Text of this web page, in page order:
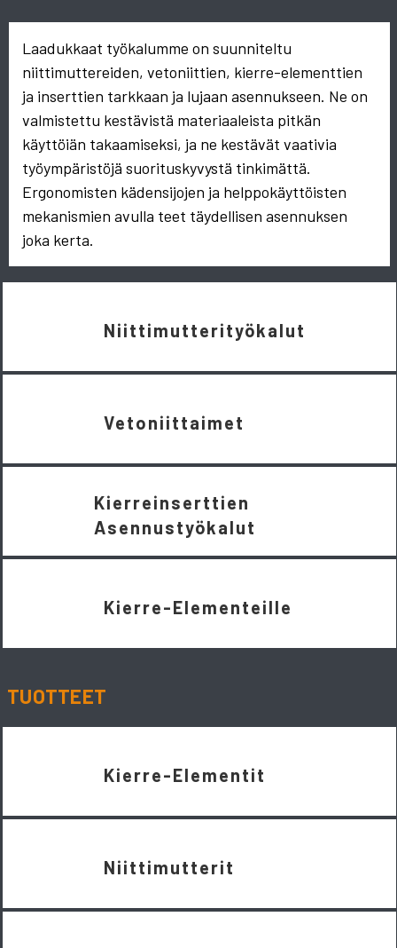
Laadukkaat työkalumme on suunniteltu
niittimuttereiden, vetoniittien, kierre-elementtien
ja inserttien tarkkaan ja lujaan asennukseen. Ne on
valmistettu kestävistä materiaaleista pitkän
käyttöiän takaamiseksi, ja ne kestävät vaativia
työympäristöjä suorituskyvystä tinkimättä.
Ergonomisten kädensijojen ja helppokäyttöisten
mekanismien avulla teet täydellisen asennuksen
joka kerta.
Niittimutterityökalut
Vetoniittaimet
Kierreinserttien
Asennustyökalut
Kierre-Elementeille
TUOTTEET
Kierre-Elementit
Niittimutterit